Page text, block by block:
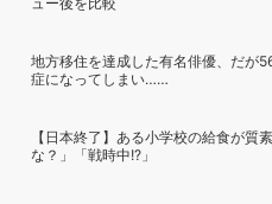
地方移住を達成した有名俳優、だが
症になってしまい……
【日本終了】ある小学校の給食が
な？」「戦時中!?」